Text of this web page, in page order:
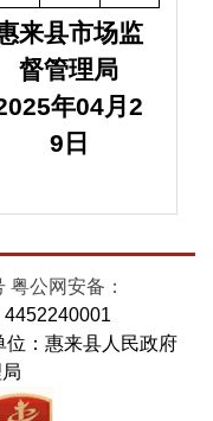
来县市场监
督管理局
年04月2
9日
粤公网安备：
4452240001
位：惠来县人民政府